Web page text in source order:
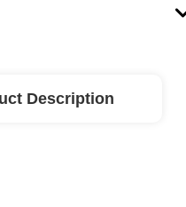
Description